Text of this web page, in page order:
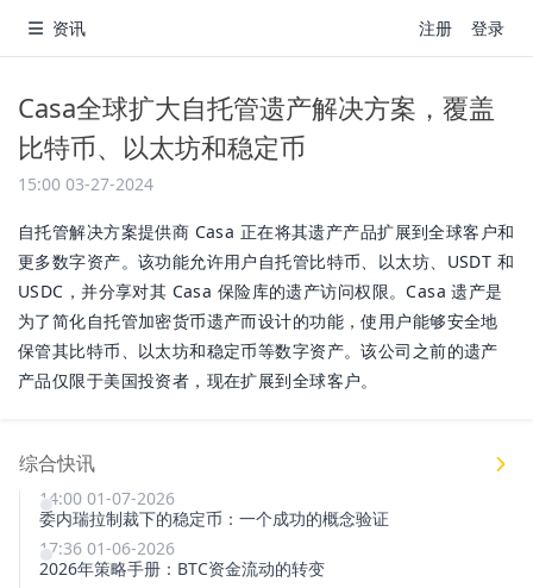
资讯 注册 登录
Casa全球扩大自托管遗产解决方案，覆盖
比特币、以太坊和稳定币
15:00 03-27-2024
自托管解决方案提供商 Casa 正在将其遗产产品扩展到全球客户和
更多数字资产。该功能允许用户自托管比特币、以太坊、USDT 和
USDC，并分享对其 Casa 保险库的遗产访问权限。Casa 遗产是
为了简化自托管加密货币遗产而设计的功能，使用户能够安全地
保管其比特币、以太坊和稳定币等数字资产。该公司之前的遗产
产品仅限于美国投资者，现在扩展到全球客户。
综合快讯
14:00 01-07-2026
委内瑞拉制裁下的稳定币：一个成功的概念验证
17:36 01-06-2026
2026年策略手册：BTC资金流动的转变